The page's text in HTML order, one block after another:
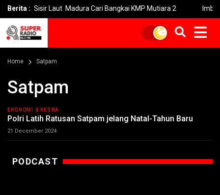
Berita :
Sisir Laut Madura Cari Bangkai KMP Mutiara 2 Imbas
Home Satpam
Satpam
EKONOMI & KESRA
Polri Latih Ratusan Satpam jelang Natal-Tahun Baru
21 December 2024
PODCAST